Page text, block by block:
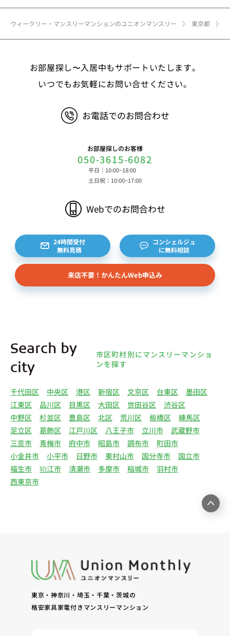
ウィークリー・マンスリーマンションのユニオンマンスリー 東京都
メールアドレス、アカウントのIDおよびパスワー
等 ③決済に関する情報 クレジットカードに関す
ービスのご利用に際して取得する情報 端末識別
子、広告識別子、IPアドレス、クッキーデータおよ
閲覧時刻、リファラー情報ならびにクッキーIDや広
対するお問い合わせ・ご連絡等に関する情報等 ま
た、お客様の個人情報は、弊社のデータベースシス
テムに登録されます。登録されるお客様の個人情報
積書等をもとに登録されます。 （2）弊社と賃貸
借契約を締結している不動産所有者様および所有者
約等のお問合せをいただいた個人または企業、イン
ターネット上の不動産オーナーサイト等からの査定
依頼者、 公開情報などから取得した不動産所有者
様（以下総称して「オーナー様」といいます）の個
人情報を取得します。取得する個人情報は、上記
下記（1）～（13）における利用目的のために利用
し、また、利用目的を達成するために必要な範囲で
リー物件の紹介、利用契約に関する連絡、利用契約
の締結、履行。（2）弊社の他のマンスリー物件お
よびサービスの紹介ならびにお客様・オーナー様に
とって有用と思われる弊社提携先の商品・サービス
等を紹介するためのダイレクトメール、住環境向上
のためのアンケート等の発送（3）賃貸事業におけ
る情報・サービスを提供するための郵便物、電話、
電子メールまたは訪問等による営業活動（4）不動
産物件の紹介・賃貸借契約・サブリース契約等の締
客様およびオーナー様の管理（8）サービスの保
守、管理（9）サービスの改善のためおよびサービ
への同意に基づき、当ウェブサイトの利用履歴に関
する情報等の個人情報について、調査・分析会社、
お部屋探し〜入居中もサポートいたします。
いつでもお気軽にお問い合せください。
お電話でのお問合わせ
お部屋探しのお客様
050-3615-6082
平日：10:00~18:00
土日祝：10:00~17:00
Webでのお問合わせ
24時間受付
無料見積
コンシェルジュ
に無料相談
来店不要！かんたんWeb申込み
Search by
city
市区町村別にマンスリーマンショ
ンを探す
千代田区 中央区 港区 新宿区 文京区 台東区
墨田区
江東区
品川区 目黒区 大田区 世田谷区
渋谷区
中野区
杉並区 豊島区 北区 荒川区 板橋区
練馬区
足立区
葛飾区 江戸川区 八王子市 立川市
武蔵野市
三鷹市
青梅市 府中市 昭島市 調布市
町田市
小金井市
小平市 日野市 東村山市 国分寺市
国立市
福生市
狛江市 清瀬市 多摩市 稲城市
羽村市
西東京市
東京・神奈川・埼玉・千葉・茨城の
格安家具家電付きマンスリーマンション